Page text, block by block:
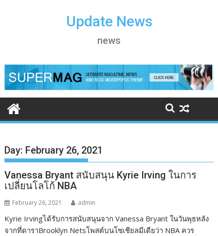
n
e
Update News
news
Day: February 26, 2021
Vanessa Bryant สนับสนุน Kyrie Irving ในการ
เปลี่ยนโลโก้ NBA
February 26, 2021 admin
Kyrie Irvingได้รับการสนับสนุนจาก Vanessa Bryant ในวันพุธหลัง
จากที่ดาราBrooklyn Netsโพสต์บนโซเชียลมีเดียว่า NBA ควร